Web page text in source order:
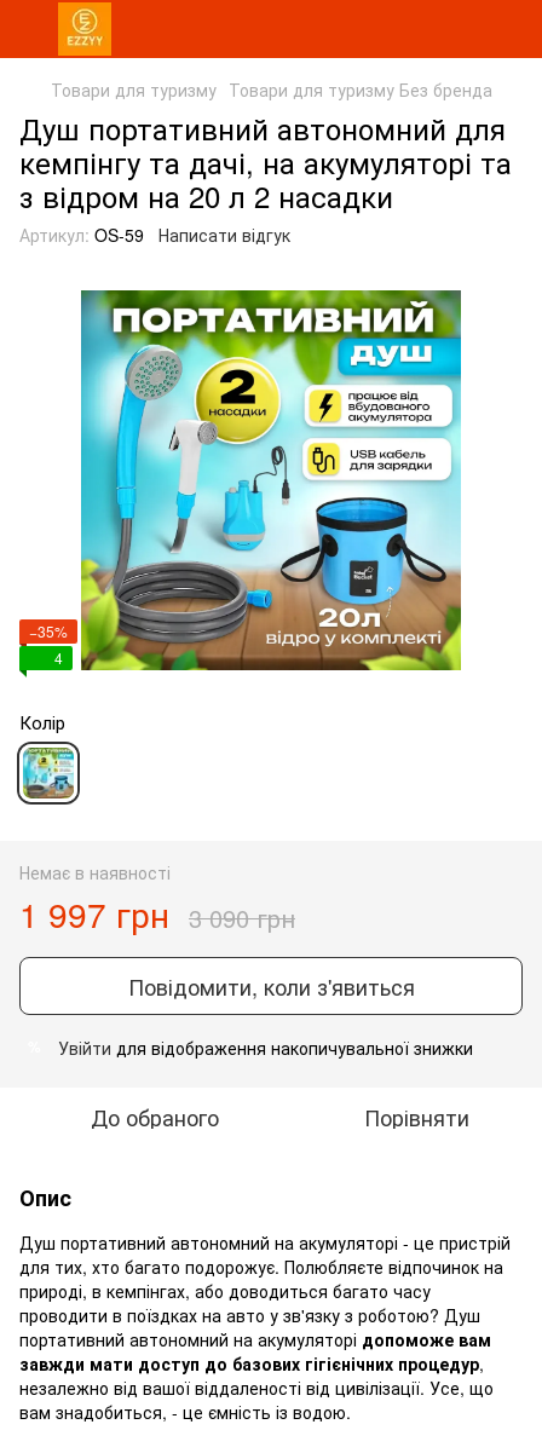
Товари для туризму Товари для туризму Без бренда
Душ портативний автономний для
кемпінгу та дачі, на акумуляторі та
з відром на 20 л 2 насадки
Артикул: OS-59 Написати відгук
−35%
4
Колір
Немає в наявності
1 997 грн 3 090 грн
Повідомити, коли з'явиться
Увійти для відображення накопичувальної знижки
До обраного Порівняти
Опис
Душ портативний автономний на акумуляторі - це пристрій
для тих, хто багато подорожує. Полюбляєте відпочинок на
природі, в кемпінгах, або доводиться багато часу
проводити в поїздках на авто у зв'язку з роботою? Душ
портативний автономний на акумуляторі допоможе вам
завжди мати доступ до базових гігієнічних процедур,
незалежно від вашої віддаленості від цивілізації. Усе, що
вам знадобиться, - це ємність із водою.